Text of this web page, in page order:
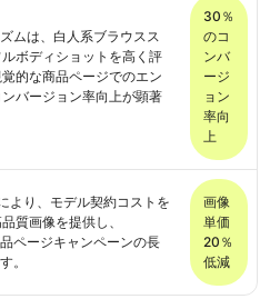
ムは、白人系ブラウスス
ボディショットを高く評
的な商品ページでのエン
バージョン率向上が顕著
30％
のコ
ンバ
ージ
ョン
率向
上
より、モデル契約コストを
質画像を提供し、
ページキャンペーンの長
。
画像
単価
20％
低減